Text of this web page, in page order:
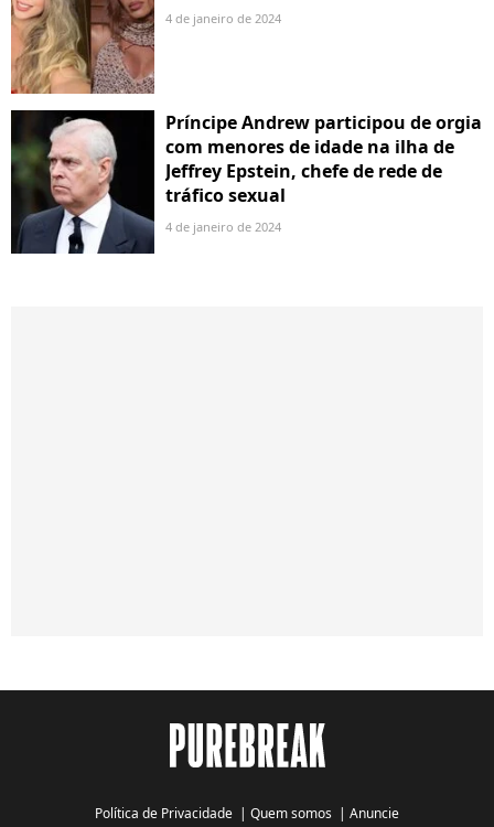
4 de janeiro de 2024
Príncipe Andrew participou de orgia
com menores de idade na ilha de
Jeffrey Epstein, chefe de rede de
tráfico sexual
4 de janeiro de 2024
Política de Privacidade | Quem somos | Anuncie